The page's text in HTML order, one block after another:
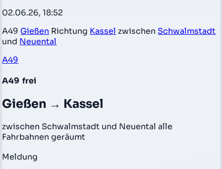
02.06.26, 18:52
A49 Gießen Richtung Kassel zwischen Schwalmstadt
und Neuental
A49
A49 frei
Gießen → Kassel
zwischen Schwalmstadt und Neuental alle
Fahrbahnen geräumt
Meldung